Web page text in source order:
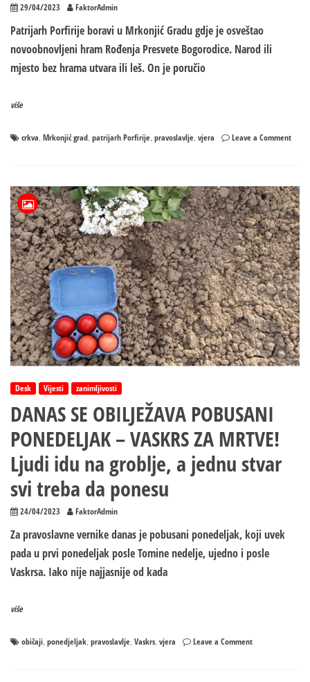
29/04/2023 FaktorAdmin
Patrijarh Porfirije boravi u Mrkonjić Gradu gdje je osveštao
novoobnovljeni hram Rođenja Presvete Bogorodice. Narod ili
mjesto bez hrama utvara ili leš. On je poručio
više
crkva, Mrkonjić grad, patrijarh Porfirije, pravoslavlje, vjera Leave a Commenton
i
bez
je
Desk Vijesti zanimljivosti
DANAS SE OBILJEŽAVA POBUSANI
PONEDELJAK – VASKRS ZA MRTVE!
Ljudi idu na groblje, a jednu stvar
svi treba da ponesu
24/04/2023 FaktorAdmin
Za pravoslavne vernike danas je pobusani ponedeljak, koji uvek
pada u prvi ponedeljak posle Tomine nedelje, ujedno i posle
Vaskrsa. Iako nije najjasnije od kada
više
običaji, ponedjeljak, pravoslavlje, Vaskrs, vjera Leave a Commenton